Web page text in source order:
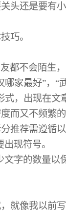
头还是要有
巧。
不会陌生，
家最好”，“
式，出现在文
而又不频繁
推荐需遵循
现符号。
字的数量以
像我以前写